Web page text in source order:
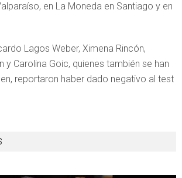
en La Moneda en Santiago y en
Lagos Weber, Ximena Rincón,
y Carolina Goic, quienes también se han
reportaron haber dado negativo al test